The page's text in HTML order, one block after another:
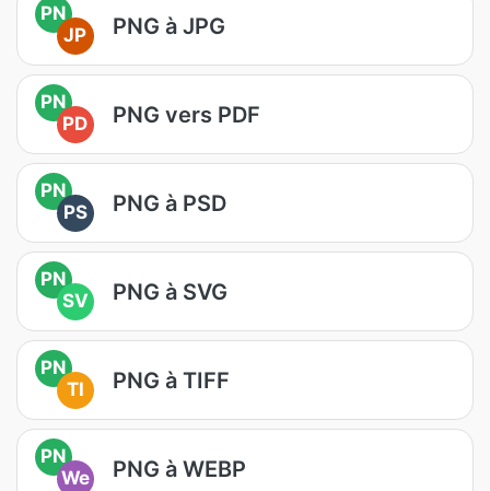
PN
JP
PNG à JPG
PN
PD
PNG vers PDF
PN
PS
PNG à PSD
PN
SV
PNG à SVG
PN
TI
PNG à TIFF
PN
We
PNG à WEBP